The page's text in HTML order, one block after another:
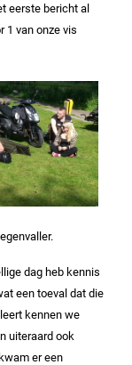
eerste bericht al
1 van onze vis
dag heb kennis
een toeval dat die
kennen we
uiteraard ook
er een